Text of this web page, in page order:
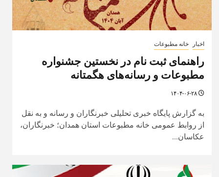
اخبار خانه مطبوعات
راهنمای ثبت نام در نخستین جشنواره
مطبوعات و رسانه‌های هگمتانه
به گزارش پایگاه خبری تحلیلی خبرنگاران و رسانه و به نقل
از روابط عمومی خانه مطبوعات استان همدان؛ خبرنگاران،
عکاسان...